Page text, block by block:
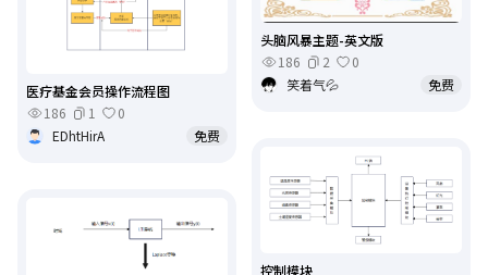
头脑风暴主题-英文版
186
2
0
笑着气💦
免费
医疗基金会员操作流程图
186
1
0
EDhtHirA
免费
控制模块